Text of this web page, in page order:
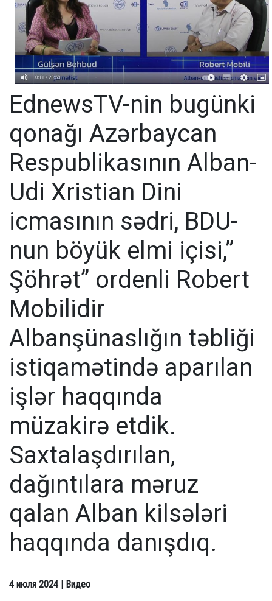
EdnewsTV-nin bugünki
qonağı Azərbaycan
Respublikasının Alban-
Udi Xristian Dini
icmasının sədri, BDU-
nun böyük elmi içisi,”
Şöhrət” ordenli Robert
Mobilidir
Albanşünaslığın təbliği
istiqamətində aparılan
işlər haqqında
müzakirə etdik.
Saxtalaşdırılan,
dağıntılara məruz
qalan Alban kilsələri
haqqında danışdıq.
4 июля 2024 | Видео